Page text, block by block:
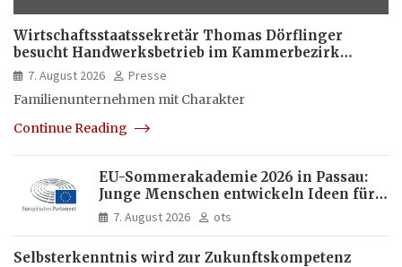
Wirtschaftsstaatssekretär Thomas Dörflinger
besucht Handwerksbetrieb im Kammerbezirk
Freiburg
7. August 2026
Presse
Familienunternehmen mit Charakter
Continue Reading
EU-Sommerakademie 2026 in Passau:
Junge Menschen entwickeln Ideen für
Europas Zukunft
7. August 2026 ots
Selbsterkenntnis wird zur Zukunftskompetenz